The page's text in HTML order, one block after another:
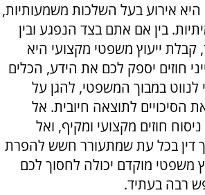
אירוע בעל השלכות משמעותיות,
בין אם אתם בצד הנפגע ובין
ייעוץ משפטי מקצועי היא
חוזים יספק לכם את הידע, הכלים
לנווט במבוך המשפטי, להגן על
הסיכויים לתוצאה חיובית. אל
חוזים מקצועי ומקיף, ואל
דין בכל עת שמתעורר חשש להפרת
משפטי מוקדם יכולה לחסוך לכם
רבה בעתיד.